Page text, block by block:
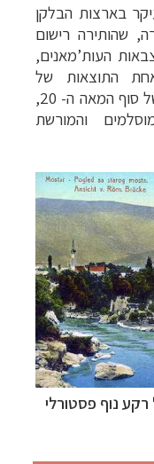
בארצות הבלקן
שהותירה רישום
העות’מאנים,
התוצאות של
ההתרחשויות האלימות ביוגוסלביה של סוף המאה ה- 20,
והמורשת
נוף פסטורלי
לרשימת היעדים »
לחצו לרשימת היעדים